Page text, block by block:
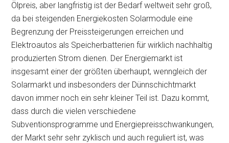
Ölpreis, aber langfristig ist der Bedarf weltweit sehr groß,
da bei steigenden Energiekosten Solarmodule eine
Begrenzung der Preissteigerungen erreichen und
Elektroautos als Speicherbatterien für wirklich nachhaltig
produzierten Strom dienen. Der Energiemarkt ist
insgesamt einer der größten überhaupt, wenngleich der
Solarmarkt und insbesonders der Dünnschichtmarkt
davon immer noch ein sehr kleiner Teil ist. Dazu kommt,
dass durch die vielen verschiedene
Subventionsprogramme und Energiepreisschwankungen,
der Markt sehr sehr zyklisch und auch reguliert ist, was